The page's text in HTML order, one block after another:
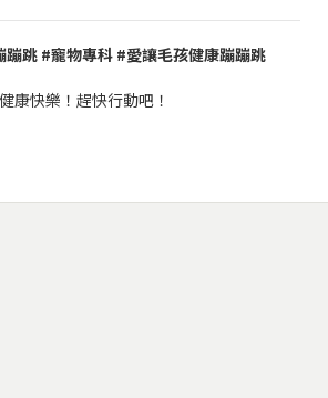
跳 #寵物專科 #愛讓毛孩健康蹦蹦跳
康快樂！趕快行動吧！